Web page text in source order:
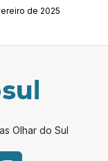
de 2025
Olhar do Sul